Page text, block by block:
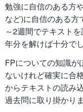
勉強に自信のある方
など)に自信のある方
～2週間でテキスト
年分を解けば十分でし
FPについての知識が
ないけれど確実に合
からテキストの読み
過去問に取り掛かり